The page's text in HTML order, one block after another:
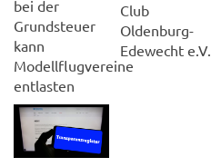
bei der
Grundsteuer
kann
Modellflugvereine
entlasten
Club
Oldenburg-
Edewecht e.V.